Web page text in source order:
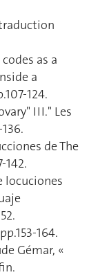
as a
a
124.
III." Les
de The
142.
locuciones
164.
Gémar, «